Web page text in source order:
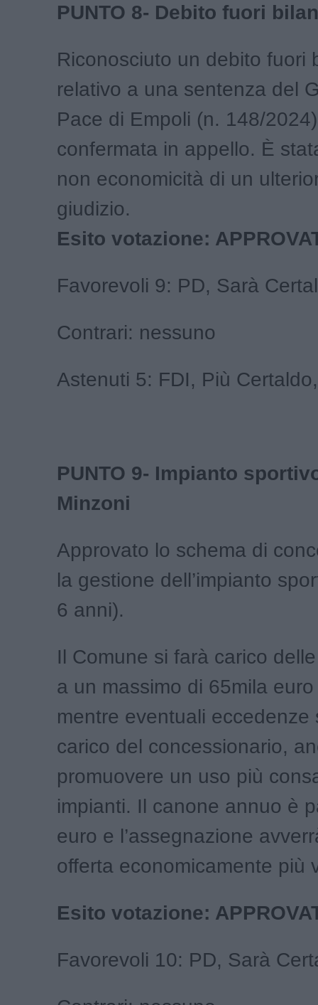
PUNTO 8- Debito fuori
Riconosciuto un debito fuori
relativo a una sentenza del
Pace di Empoli (n. 148/
confermata in appello. È
non economicità di un
giudizio.
Esito votazione:
Favorevoli 9: PD, Sarà
Contrari: nessuno
Astenuti 5: FDI, Più
PUNTO 9- Impianto
Minzoni
Approvato lo schema di
la gestione dell’impianto
6 anni).
Il Comune si farà carico
a un massimo di 65mila
mentre eventuali eccedenze
carico del concessionario,
promuovere un uso più
impianti. Il canone annuo è
euro e l’assegnazione
offerta economicamente più
Esito votazione:
Favorevoli 10: PD, Sarà